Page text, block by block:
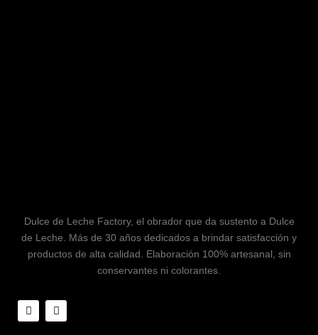
Dulce de Leche Factory, el obrador que da sustento a Dulce
de Leche. Más de 30 años dedicados a brindar satisfacción y
productos de alta calidad. Elaboración 100% artesanal, sin
conservantes ni colorantes.